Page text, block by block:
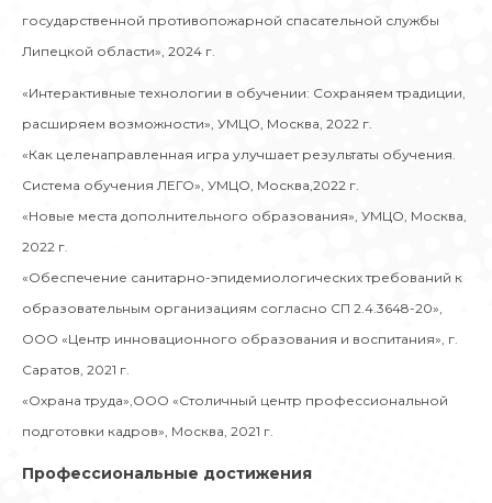
государственной противопожарной спасательной службы
Липецкой области», 2024 г.
«Интерактивные технологии в обучении: Сохраняем традиции,
расширяем возможности», УМЦО, Москва, 2022 г.
«Как целенаправленная игра улучшает результаты обучения.
Система обучения ЛЕГО», УМЦО, Москва,2022 г.
«Новые места дополнительного образования», УМЦО, Москва,
2022 г.
«Обеспечение санитарно-эпидемиологических требований к
образовательным организациям согласно СП 2.4.3648-20»,
ООО «Центр инновационного образования и воспитания», г.
Саратов, 2021 г.
«Охрана труда»,ООО «Столичный центр профессиональной
подготовки кадров», Москва, 2021 г.
Профессиональные достижения